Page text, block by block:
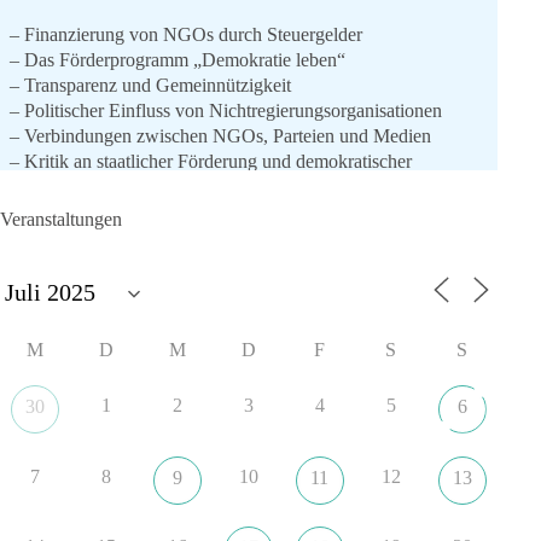
– Finanzierung von NGOs durch Steuergelder
– Das Förderprogramm „Demokratie leben“
– Transparenz und Gemeinnützigkeit
– Politischer Einfluss von Nichtregierungsorganisationen
– Verbindungen zwischen NGOs, Parteien und Medien
– Kritik an staatlicher Förderung und demokratischer
– Mögliche Auswirkungen auf die politische Landschaft in
👉 hier geht es zum vollständigen Video:
💬 Wie bewertest du die staatliche Förderung von NGOs?
Schreib deine Meinung in die Kommentare.
#Deutschland #Politik #Steuergelder
#Transparenz
Veranstaltungen
M D M D F S S
30 1 2 3 4 5 6
7 8 9 10 11 12 13